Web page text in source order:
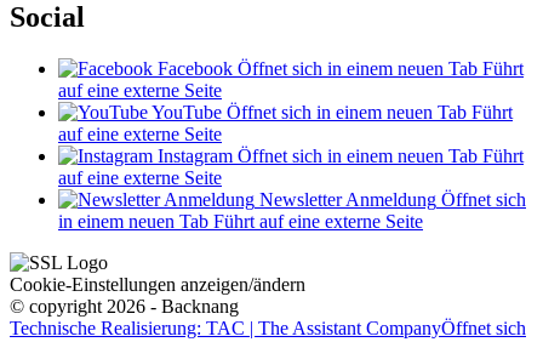
Social
Facebook Öffnet sich in einem neuen Tab Führt
auf eine externe Seite
YouTube Öffnet sich in einem neuen Tab Führt
auf eine externe Seite
Instagram Öffnet sich in einem neuen Tab Führt
auf eine externe Seite
Newsletter Anmeldung Öffnet sich
in einem neuen Tab Führt auf eine externe Seite
Cookie-Einstellungen anzeigen/ändern
© copyright 2026 - Backnang
Technische Realisierung: TAC | The Assistant CompanyÖffnet sich